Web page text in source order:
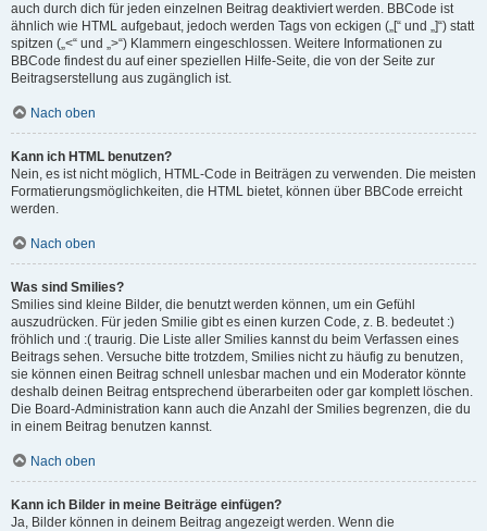
auch durch dich für jeden einzelnen Beitrag deaktiviert werden. BBCode ist
ähnlich wie HTML aufgebaut, jedoch werden Tags von eckigen („[“ und „]“) statt
spitzen („<“ und „>“) Klammern eingeschlossen. Weitere Informationen zu
BBCode findest du auf einer speziellen Hilfe-Seite, die von der Seite zur
Beitragserstellung aus zugänglich ist.
Nach oben
Kann ich HTML benutzen?
Nein, es ist nicht möglich, HTML-Code in Beiträgen zu verwenden. Die meisten
Formatierungsmöglichkeiten, die HTML bietet, können über BBCode erreicht
werden.
Nach oben
Was sind Smilies?
Smilies sind kleine Bilder, die benutzt werden können, um ein Gefühl
auszudrücken. Für jeden Smilie gibt es einen kurzen Code, z. B. bedeutet :)
fröhlich und :( traurig. Die Liste aller Smilies kannst du beim Verfassen eines
Beitrags sehen. Versuche bitte trotzdem, Smilies nicht zu häufig zu benutzen,
sie können einen Beitrag schnell unlesbar machen und ein Moderator könnte
deshalb deinen Beitrag entsprechend überarbeiten oder gar komplett löschen.
Die Board-Administration kann auch die Anzahl der Smilies begrenzen, die du
in einem Beitrag benutzen kannst.
Nach oben
Kann ich Bilder in meine Beiträge einfügen?
Ja, Bilder können in deinem Beitrag angezeigt werden. Wenn die